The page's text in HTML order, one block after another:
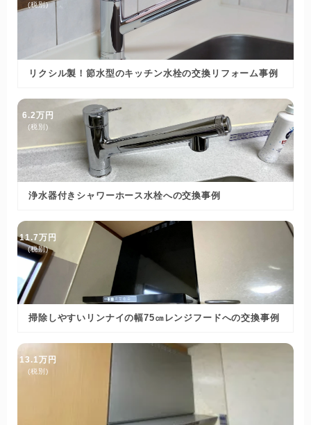
(税別)
リクシル製！節水型のキッチン水栓の交換リフォーム事例
6.2万円
(税別)
浄水器付きシャワーホース水栓への交換事例
11.7万円
(税別)
掃除しやすいリンナイの幅75㎝レンジフードへの交換事例
13.1万円
(税別)